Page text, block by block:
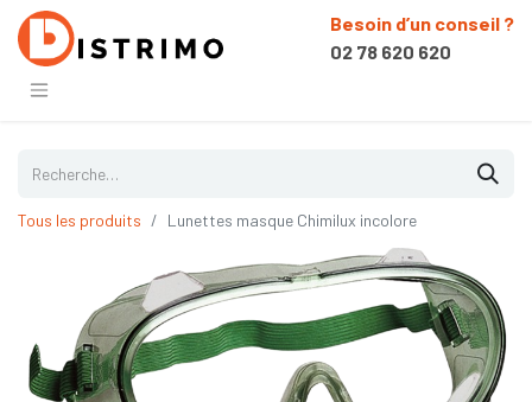
Besoin d’un conseil ?
02 78 620 620
Tous les produits Lunettes masque Chimilux incolore